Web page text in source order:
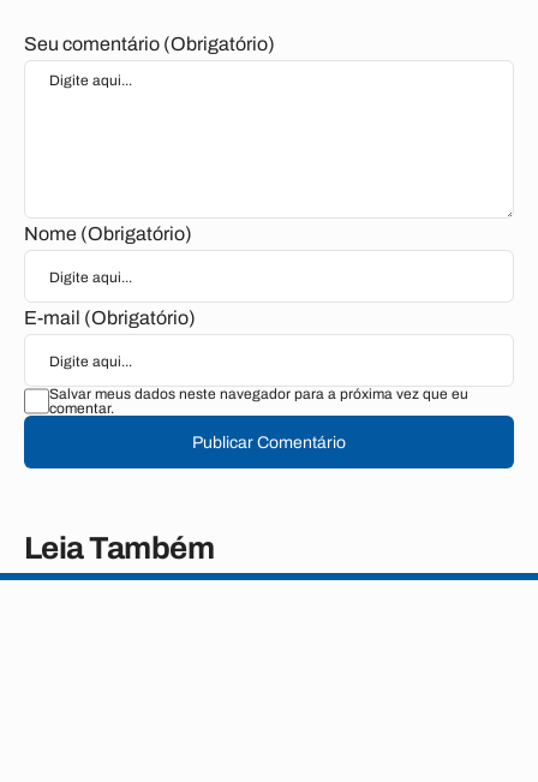
Seu comentário (Obrigatório)
Nome (Obrigatório)
E-mail (Obrigatório)
Salvar meus dados neste navegador para a próxima vez que eu
comentar.
Publicar Comentário
Leia Também